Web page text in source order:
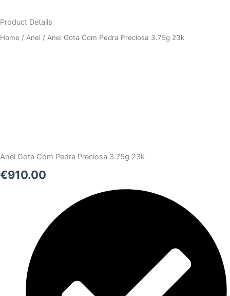
Product Details
Home / Anel / Anel Gota Com Pedra Preciosa 3.75g 23k
Anel Gota Com Pedra Preciosa 3.75g 23k
€910.00